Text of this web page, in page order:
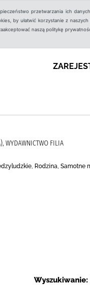
przetwarzania ich
by ułatwić korzystanie z
naszą politykę
WYDAWNICTWO FILIA
Rodzina, Samotne
Wyszukiwanie: